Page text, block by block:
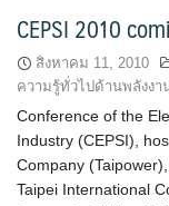
CEPSI 2010
สิงหาคม 11, 2010
ความรู้ทั่วไปด้านพลังงา
Conference of the
Industry (CEPSI),
Company
Taipei International